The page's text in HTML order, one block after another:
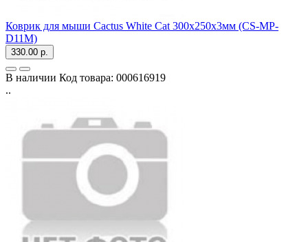
Коврик для мыши Cactus White Cat 300x250x3мм (CS-MP-
D11M)
330.00 р.
В наличии Код товара: 000616919
..